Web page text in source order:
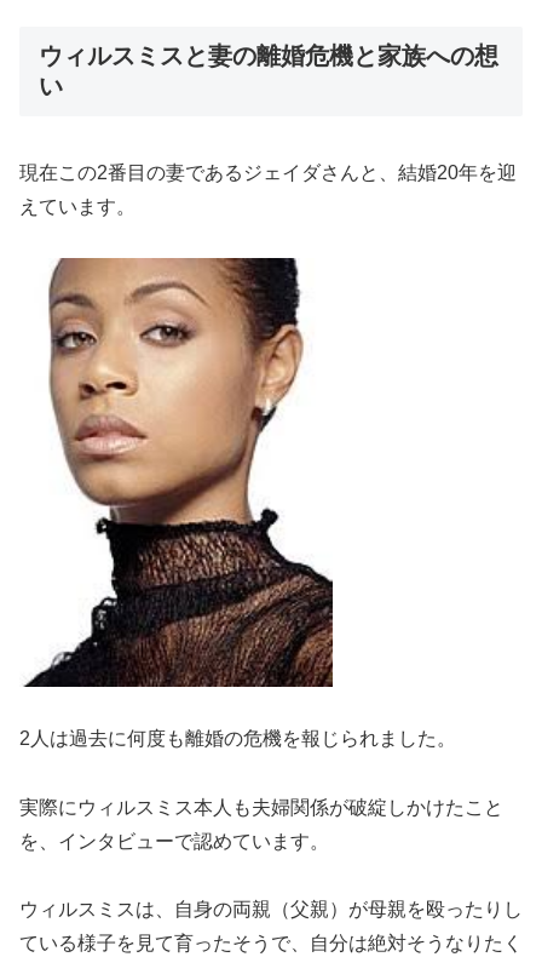
ウィルスミスと妻の離婚危機と家族への想
い
現在この2番目の妻であるジェイダさんと、結婚20年を迎
えています。
2人は過去に何度も離婚の危機を報じられました。
実際にウィルスミス本人も夫婦関係が破綻しかけたこと
を、インタビューで認めています。
ウィルスミスは、自身の両親（父親）が母親を殴ったりし
ている様子を見て育ったそうで、自分は絶対そうなりたく